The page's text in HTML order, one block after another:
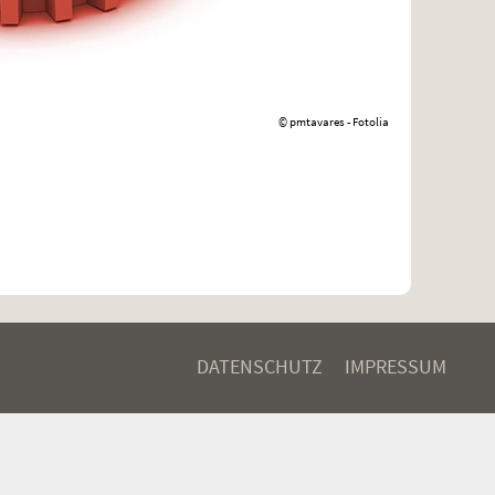
© pmtavares - Fotolia
DATENSCHUTZ IMPRESSUM